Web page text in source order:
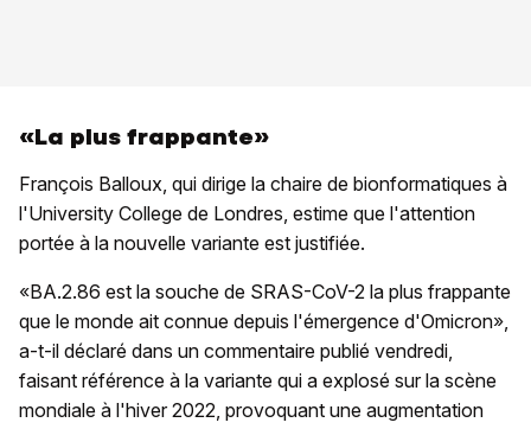
«La plus frappante»
François Balloux, qui dirige la chaire de bionformatiques à
l'University College de Londres, estime que l'attention
portée à la nouvelle variante est justifiée.
«BA.2.86 est la souche de SRAS-CoV-2 la plus frappante
que le monde ait connue depuis l'émergence d'Omicron»,
a-t-il déclaré dans un commentaire publié vendredi,
faisant référence à la variante qui a explosé sur la scène
mondiale à l'hiver 2022, provoquant une augmentation